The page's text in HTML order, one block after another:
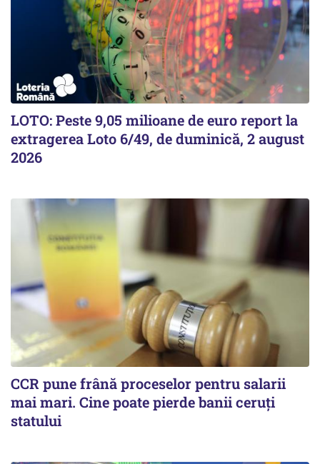
LOTO: Peste 9,05 milioane de euro report la
extragerea Loto 6/49, de duminică, 2 august
2026
CCR pune frână proceselor pentru salarii
mai mari. Cine poate pierde banii ceruți
statului